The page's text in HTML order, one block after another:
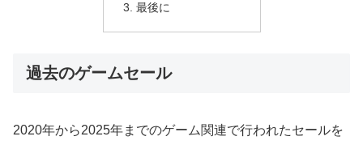
最後に
過去のゲームセール
2020年から2025年までのゲーム関連で行われたセールを